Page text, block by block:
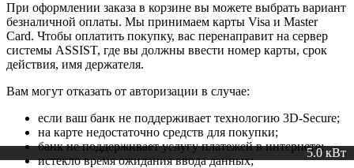
При оформлении заказа в корзине вы можете выбрать вариант
безналичной оплаты. Мы принимаем карты Visa и Master
Card. Чтобы оплатить покупку, вас перенаправит на сервер
системы ASSIST, где вы должны ввести номер карты, срок
действия, имя держателя.
Вам могут отказать от авторизации в случае:
если ваш банк не поддерживает технологию 3D-Secure;
на карте недостаточно средств для покупки;
банк не поддерживает услугу платежей в интернете;
истекло время ожидания ввода данных;
5 кВт
5.0 кВт